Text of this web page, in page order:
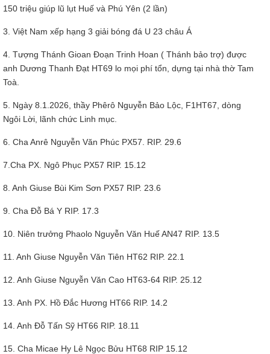
150 triệu giúp lũ lụt Huế và Phú Yên (2 lần)
3. Việt Nam xếp hạng 3 giải bóng đá U 23 châu Á
4. Tượng Thánh Gioan Đoạn Trinh Hoan ( Thánh bảo trợ) được
anh Dương Thanh Đạt HT69 lo mọi phí tổn, dựng tại nhà thờ Tam
Toà.
5. Ngày 8.1.2026, thầy Phêrô Nguyễn Bảo Lộc, F1HT67, dòng
Ngôi Lời, lãnh chức Linh mục.
6. Cha Anrê Nguyễn Văn Phúc PX57. RIP. 29.6
7.Cha PX. Ngô Phục PX57 RIP. 15.12
8. Anh Giuse Bùi Kim Sơn PX57 RIP. 23.6
9. Cha Đỗ Bá Y RIP. 17.3
10. Niên trưởng Phaolo Nguyễn Văn Huế AN47 RIP. 13.5
11. Anh Giuse Nguyễn Văn Tiên HT62 RIP. 22.1
12. Anh Giuse Nguyễn Văn Cao HT63-64 RIP. 25.12
13. Anh PX. Hồ Đắc Hương HT66 RIP. 14.2
14. Anh Đỗ Tấn Sỹ HT66 RIP. 18.11
15. Cha Micae Hy Lê Ngọc Bửu HT68 RIP 15.12